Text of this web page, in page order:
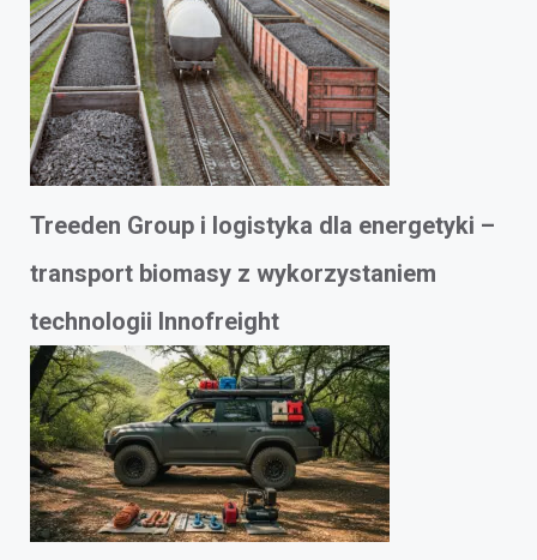
Treeden Group i logistyka dla energetyki –
transport biomasy z wykorzystaniem
technologii Innofreight